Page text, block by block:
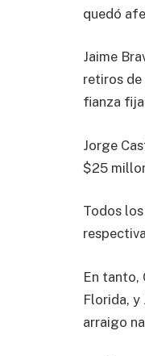
quedó
Jaime
retiros
fianza
Jorge
$25
Todos
En tanto,
Florida, y
arraigo